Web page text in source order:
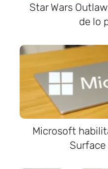
Star Wars
de lo
Microsoft